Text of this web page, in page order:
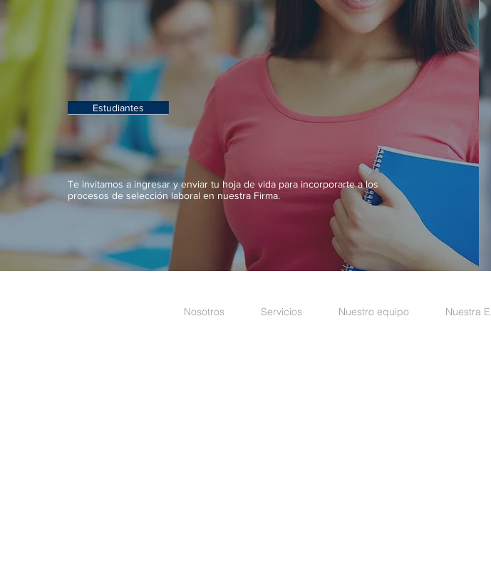
Estudiantes
Te invitamos a ingresar y enviar tu hoja de vida para incorporarte a los
procesos de selección laboral en nuestra Firma.
Nosotros Servicios Nuestro equipo Nuestra